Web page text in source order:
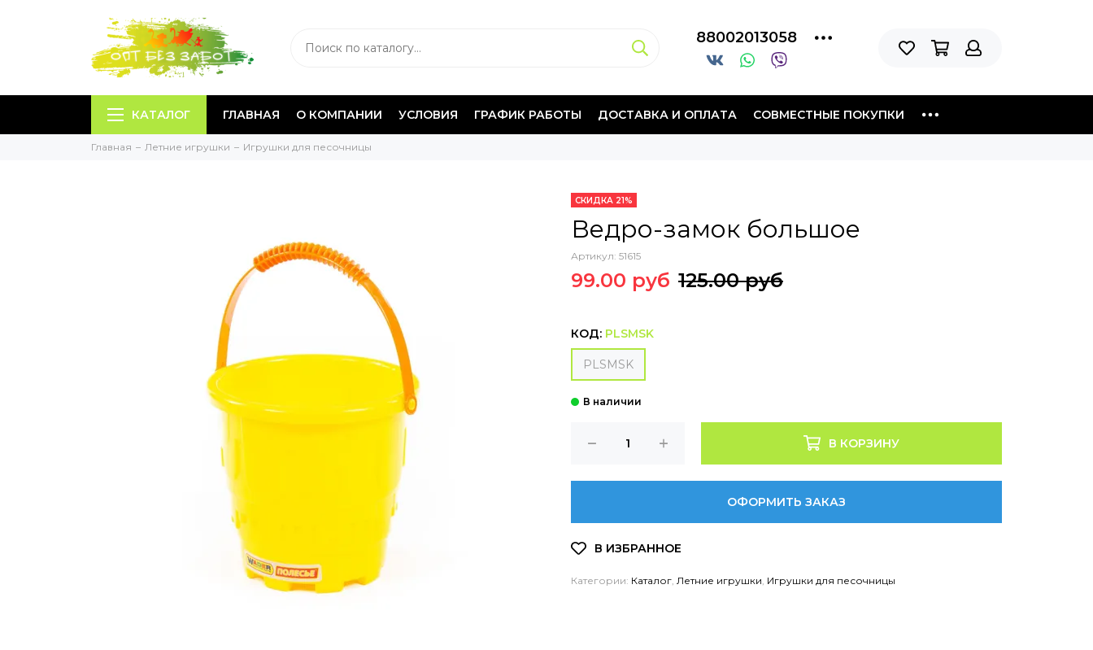
88002013058
КАТАЛОГ ГЛАВНАЯ О КОМПАНИИ УСЛОВИЯ ГРАФИК РАБОТЫ ДОСТАВКА И ОПЛАТА СОВМЕСТНЫЕ ПОКУПКИ
Главная Летние игрушки Игрушки для песочницы
СКИДКА 21%
Ведро-замок большое
Артикул: 51615
99.00 руб 125.00 руб
КОД: PLSMSK
PLSMSK
В КОРЗИНУ
ОФОРМИТЬ ЗАКАЗ
Категории: Каталог Летние игрушки Игрушки для песочницы